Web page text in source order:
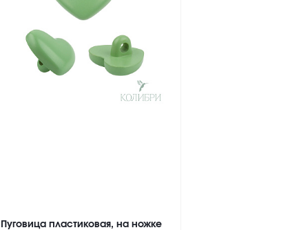
Пуговица пластиковая, на ножке